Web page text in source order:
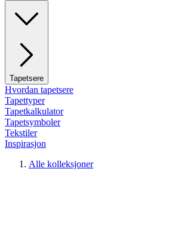
Tapetsere
Hvordan tapetsere
Tapettyper
Tapetkalkulator
Tapetsymboler
Tekstiler
Inspirasjon
Alle kolleksjoner